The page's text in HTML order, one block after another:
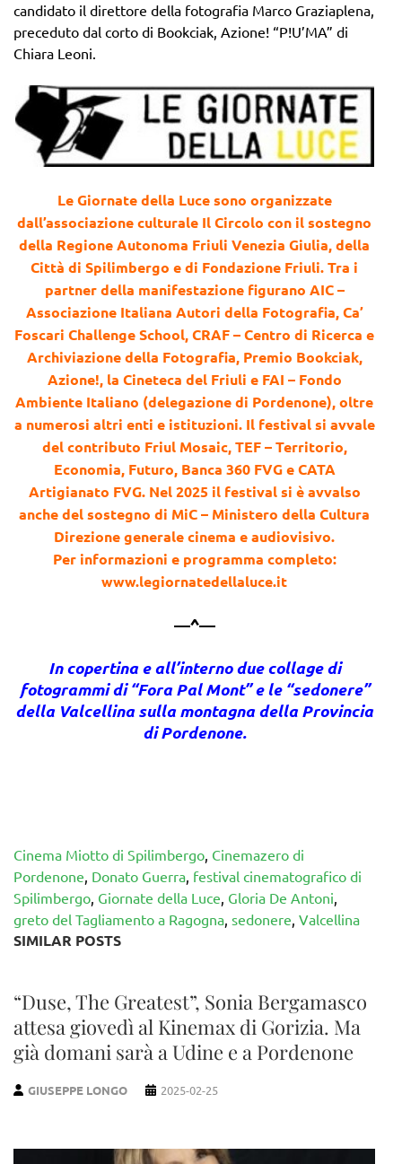
candidato il direttore della fotografia Marco Graziaplena,
preceduto dal corto di Bookciak, Azione! “P!U’MA” di
Chiara Leoni.
Le Giornate della Luce sono organizzate
dall’associazione culturale Il Circolo con il sostegno
della Regione Autonoma Friuli Venezia Giulia, della
Città di Spilimbergo e di Fondazione Friuli. Tra i
partner della manifestazione figurano AIC –
Associazione Italiana Autori della Fotografia, Ca’
Foscari Challenge School, CRAF – Centro di Ricerca e
Archiviazione della Fotografia, Premio Bookciak,
Azione!, la Cineteca del Friuli e FAI – Fondo
Ambiente Italiano (delegazione di Pordenone), oltre
a numerosi altri enti e istituzioni. Il festival si avvale
del contributo Friul Mosaic, TEF – Territorio,
Economia, Futuro, Banca 360 FVG e CATA
Artigianato FVG. Nel 2025 il festival si è avvalso
anche del sostegno di MiC – Ministero della Cultura
Direzione generale cinema e audiovisivo.
Per informazioni e programma completo:
www.legiornatedellaluce.it
—^—
In copertina e all’interno due collage di
fotogrammi di “Fora Pal Mont” e le “sedonere”
della Valcellina sulla montagna della Provincia
di Pordenone.
Cinema Miotto di Spilimbergo Cinemazero di
Pordenone Donato Guerra festival cinematografico di
Spilimbergo Giornate della Luce Gloria De Antoni
greto del Tagliamento a Ragogna sedonere Valcellina
SIMILAR POSTS
“Duse, The Greatest”, Sonia Bergamasco
attesa giovedì al Kinemax di Gorizia. Ma
già domani sarà a Udine e a Pordenone
GIUSEPPE LONGO 2025-02-25